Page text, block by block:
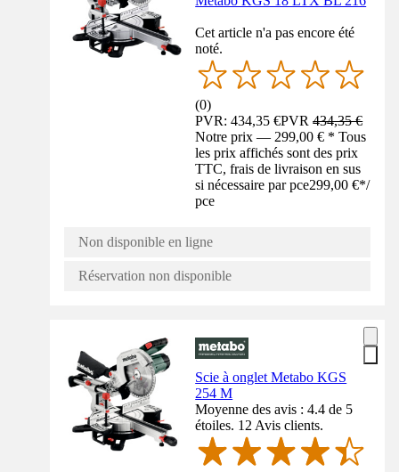
Cet article n'a pas encore été
noté.
(0)
PVR: 434,35 €PVR434,35 €
Notre prix — 299,00 € * Tous
les prix affichés sont des prix
TTC, frais de livraison en sus
si nécessaire par pce299,00 €*/
pce
Non disponible en ligne
Réservation non disponible
Scie à onglet Metabo KGS
254 M
Moyenne des avis : 4.4 de 5
étoiles. 12 Avis clients.